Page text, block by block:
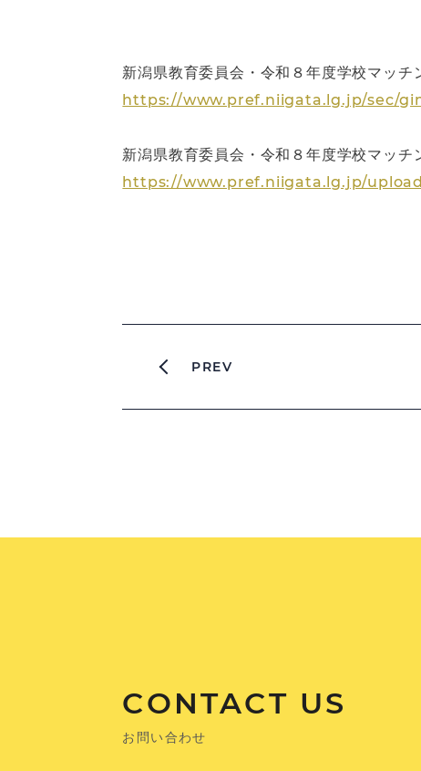
新潟県教育委員会・令和８年度学校マッチ
https://www.pref.niigata.lg.jp/sec/
新潟県教育委員会・令和８年度学校マッチ
https://www.pref.niigata.lg.jp/
PREV
CONTACT US
お問い合わせ